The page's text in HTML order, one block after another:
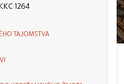
1264
TAJOMSTVA